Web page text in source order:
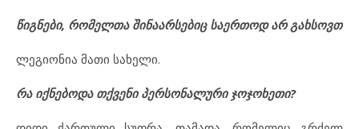
წიგნები, რომელთა შინაარსებიც საერთოდ არ გახსოვთ
ლეგიონია მათი სახელი.
რა იქნებოდა თქვენი პერსონალური ჯოჯოხეთი?